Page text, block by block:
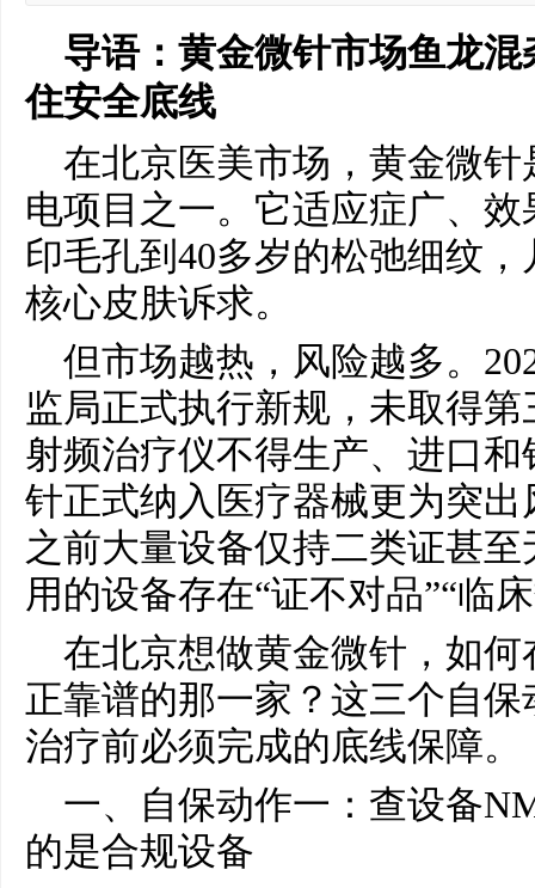
导语：黄金微针市场鱼龙
住安全底线
在北京医美市场，黄金微
电项目之一。它适应症广、
印毛孔到40多岁的松弛细纹
核心皮肤诉求。
但市场越热，风险越多。
监局正式执行新规，未取得
射频治疗仪不得生产、进口
针正式纳入医疗器械更为突
之前大量设备仅持二类证甚
用的设备存在“证不对品”“临
在北京想做黄金微针，如
正靠谱的那一家？这三个自
治疗前必须完成的底线保障。
一、自保动作一：查设备
的是合规设备